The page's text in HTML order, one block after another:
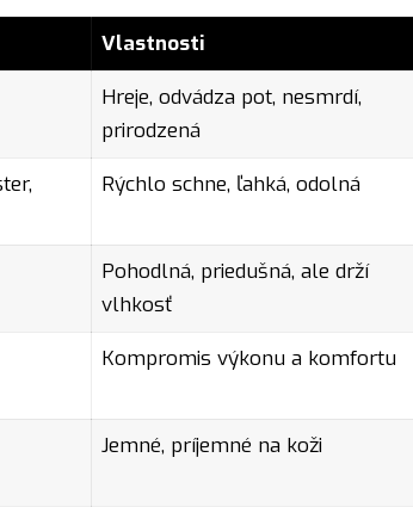
Vlastnosti
Hreje, odvádza pot, nesmrdí,
prirodzená
Rýchlo schne, ľahká, odolná
Pohodlná, priedušná, ale drží
vlhkosť
Kompromis výkonu a komfortu
Jemné, príjemné na koži